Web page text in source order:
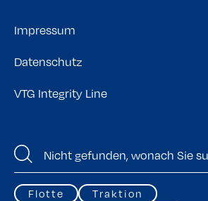
Impressum
Datenschutz
VTG Integrity Line
Flotte
Traktion